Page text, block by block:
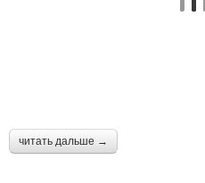
читать дальше →